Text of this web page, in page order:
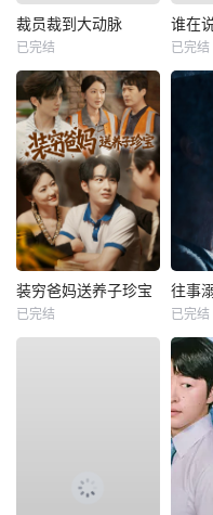
裁员裁到大动脉
已完结
谁在
已完结
装穷爸妈送养子珍宝
已完结
往事
已完结